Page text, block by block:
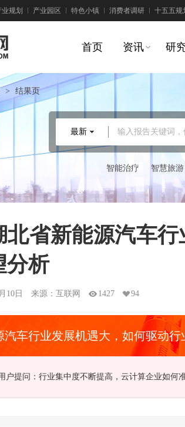
业规划 产业园区 特色小镇 消费者调研 十五五规
首页 资讯 研
> 结果页
输入报告关键词
最新
智能治疗 智慧旅游
北省新能源汽车
分析
10日 来源：互联网 1427 94
汽车行业发展机遇大，如何驱动
户提问：节能环保资金缺乏，企业承受能力有限